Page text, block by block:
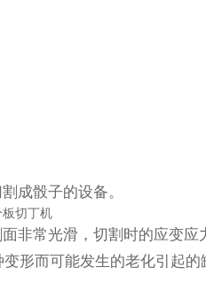
成骰子的设备。
切丁机
非常光滑，切割时的应变应
形而可能发生的老化引起的